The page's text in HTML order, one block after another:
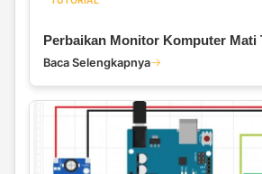
Perbaikan Monitor Komputer Mati
Baca Selengkapnya